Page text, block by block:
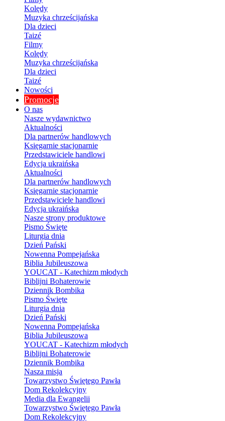
Kolędy
Muzyka chrześcijańska
Dla dzieci
Taizé
Filmy
Kolędy
Muzyka chrześcijańska
Dla dzieci
Taizé
Nowości
Promocje
O nas
Nasze wydawnictwo
Aktualności
Dla partnerów handlowych
Księgarnie stacjonarnie
Przedstawiciele handlowi
Edycja ukraińska
Aktualności
Dla partnerów handlowych
Księgarnie stacjonarnie
Przedstawiciele handlowi
Edycja ukraińska
Nasze strony produktowe
Pismo Święte
Liturgia dnia
Dzień Pański
Nowenna Pompejańska
Biblia Jubileuszowa
YOUCAT - Katechizm młodych
Biblijni Bohaterowie
Dziennik Bombika
Pismo Święte
Liturgia dnia
Dzień Pański
Nowenna Pompejańska
Biblia Jubileuszowa
YOUCAT - Katechizm młodych
Biblijni Bohaterowie
Dziennik Bombika
Nasza misja
Towarzystwo Świętego Pawła
Dom Rekolekcyjny
Media dla Ewangelii
Towarzystwo Świętego Pawła
Dom Rekolekcyjny